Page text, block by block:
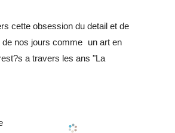
cette obsession du detail et de
de nos jours comme un art en
a travers les ans "La